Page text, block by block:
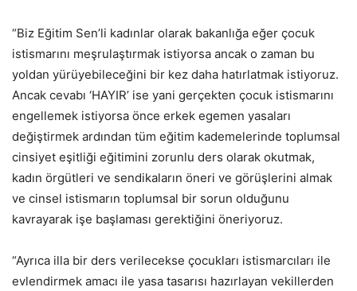
“Biz Eğitim Sen’li kadınlar olarak bakanlığa eğer çocuk
istismarını meşrulaştırmak istiyorsa ancak o zaman bu
yoldan yürüyebileceğini bir kez daha hatırlatmak istiyoruz.
Ancak cevabı ‘HAYIR’ ise yani gerçekten çocuk istismarını
engellemek istiyorsa önce erkek egemen yasaları
değiştirmek ardından tüm eğitim kademelerinde toplumsal
cinsiyet eşitliği eğitimini zorunlu ders olarak okutmak,
kadın örgütleri ve sendikaların öneri ve görüşlerini almak
ve cinsel istismarın toplumsal bir sorun olduğunu
kavrayarak işe başlaması gerektiğini öneriyoruz.
“Ayrıca illa bir ders verilecekse çocukları istismarcıları ile
evlendirmek amacı ile yasa tasarısı hazırlayan vekillerden